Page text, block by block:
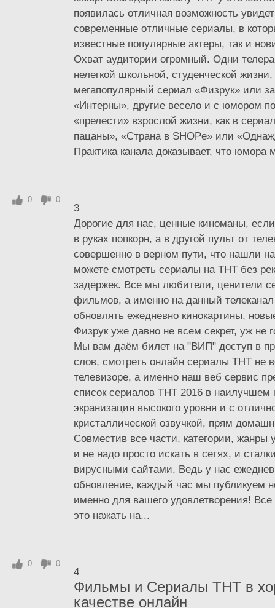
появилась отличная возможность
современные отличные сериалы, в
известные популярные актеры, так и
Охват аудитории огромный. Одни
нелегкой школьной, студенческой
мегапопулярный сериал «Физрук» или
«Интерны», другие весело и с юмором
«прелести» взрослой жизни, как в
пацаны», «Страна в SHOPe» или
Практика канала доказывает, что юмора
3
Дорогие для нас, ценные киноманы,
в руках попкорн, а в другой пульт от
совершенно в верном пути, что нашли
можете смотреть сериалы на ТНТ без
задержек. Все мы любители, ценители
фильмов, а именно на данный
обновлять ежедневно кинокартины,
Физрук уже давно не всем секрет, уж не
Мы вам даём билет на "ВИП" доступ в
слов, смотреть онлайн сериалы ТНТ не
телевизоре, а именно наш веб сервис
список сериалов ТНТ 2016 в наилучшем
экранизация высокого уровня и с
кристаллической озвучкой, прям
Совместив все части, категории, жанры
и не надо просто искать в сетях, и
вирусными сайтами. Ведь у нас
обновление, каждый час мы публикуем
именно для вашего удовлетворения! Все
это нажать на...
0 0
4
Фильмы и Сериалы ТНТ в
качестве онлайн
0 0